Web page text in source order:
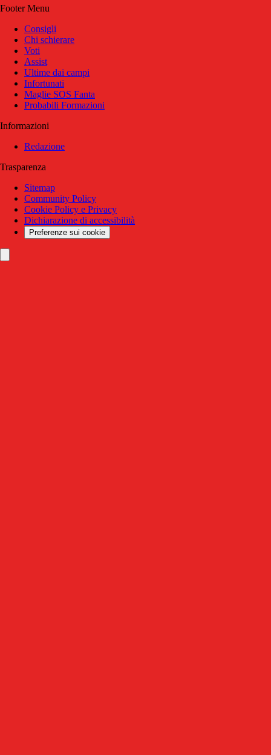
Footer Menu
Consigli
Chi schierare
Voti
Assist
Ultime dai campi
Infortunati
Maglie SOS Fanta
Probabili Formazioni
Informazioni
Redazione
Trasparenza
Sitemap
Community Policy
Cookie Policy e Privacy
Dichiarazione di accessibilità
Preferenze sui cookie